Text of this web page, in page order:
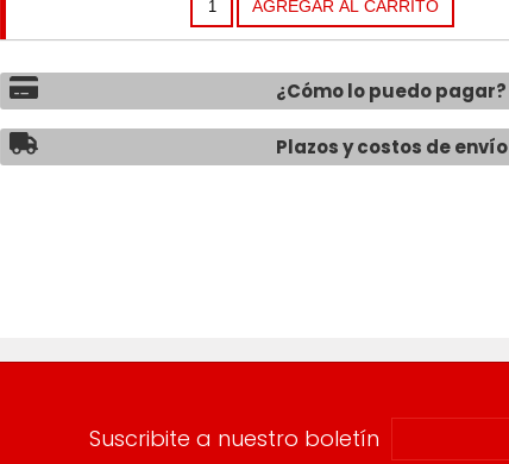
¿Cómo lo puedo pagar?
Plazos y costos de envío
Suscribite a nuestro boletín